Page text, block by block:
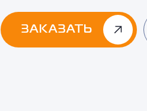
ЗАКАЗАТЬ